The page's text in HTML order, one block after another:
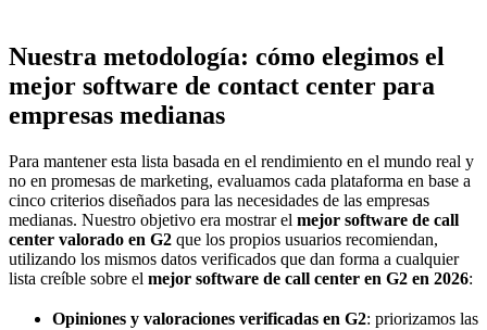
Nuestra metodología: cómo elegimos el
mejor software de contact center para
empresas medianas
Para mantener esta lista basada en el rendimiento en el mundo real y
no en promesas de marketing, evaluamos cada plataforma en base a
cinco criterios diseñados para las necesidades de las empresas
medianas. Nuestro objetivo era mostrar el mejor software de call
center valorado en G2 que los propios usuarios recomiendan,
utilizando los mismos datos verificados que dan forma a cualquier
lista creíble sobre el mejor software de call center en G2 en 2026:
Opiniones y valoraciones verificadas en G2: priorizamos las